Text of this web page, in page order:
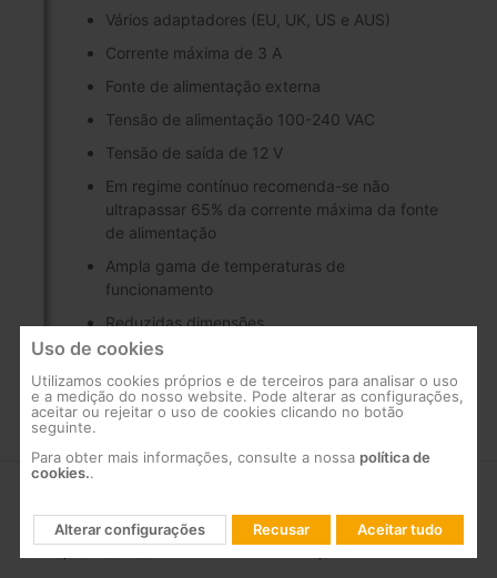
Vários adaptadores (EU, UK, US e AUS)
Corrente máxima de 3 A
Fonte de alimentação externa
Tensão de alimentação 100-240 VAC
Tensão de saída de 12 V
Em regime contínuo recomenda-se não
ultrapassar 65% da corrente máxima da fonte
de alimentação
Ampla gama de temperaturas de
funcionamento
Reduzidas dimensões
EMPRESA SUPORTE
Uso de cookies
Utilizamos cookies próprios e de terceiros para analisar o uso
e a medição do nosso website. Pode alterar as configurações,
aceitar ou rejeitar o uso de cookies clicando no botão
seguinte.
Para obter mais informações, consulte a nossa política de
cookies..
Alterar configurações Recusar Aceitar tudo